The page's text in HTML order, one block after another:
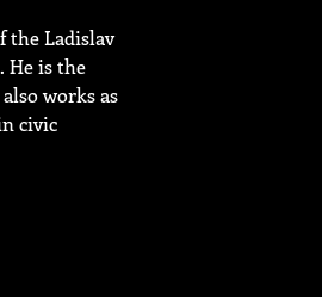
the Ladislav
He is the
works as
civic